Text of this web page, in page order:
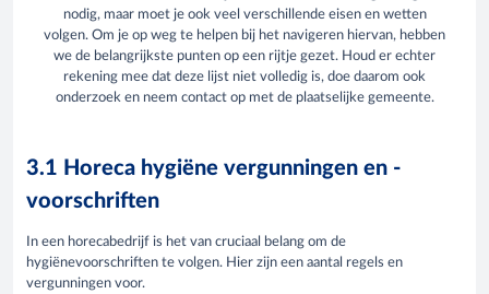
nodig, maar moet je ook veel verschillende eisen en wetten
volgen. Om je op weg te helpen bij het navigeren hiervan, hebben
we de belangrijkste punten op een rijtje gezet. Houd er echter
rekening mee dat deze lijst niet volledig is, doe daarom ook
onderzoek en neem contact op met de plaatselijke gemeente.
3.1 Horeca hygiëne vergunningen en -
voorschriften
In een horecabedrijf is het van cruciaal belang om de
hygiënevoorschriften te volgen. Hier zijn een aantal regels en
vergunningen voor.